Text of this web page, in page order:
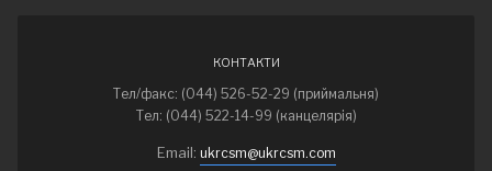
КОНТАКТИ
Тел/факс: (044) 526-52-29 (приймальня)
Тел: (044) 522-14-99 (канцелярія)
Email: ukrcsm@ukrcsm.com